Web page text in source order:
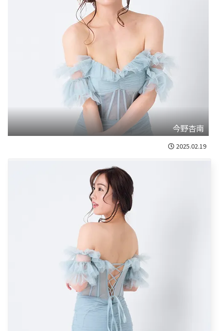
今野杏南
2025.02.19